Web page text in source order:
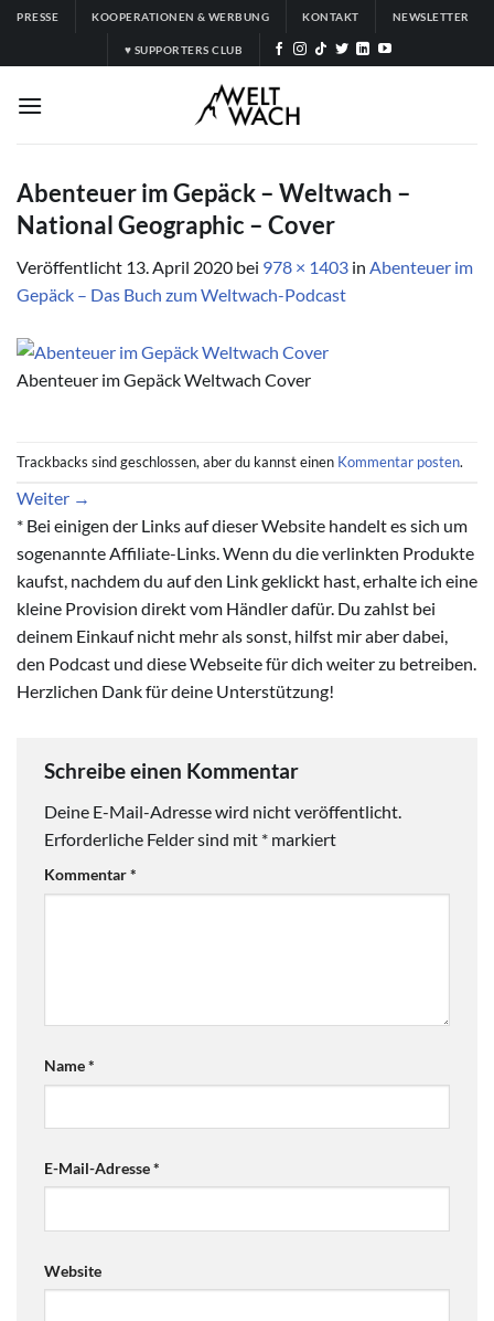
Zum
springen
PRESSE KOOPERATIONEN & WERBUNG KONTAKT NEWSLETTER
♥ SUPPORTERS CLUB
Abenteuer im Gepäck – Weltwach –
National Geographic – Cover
Veröffentlicht 13. April 2020 bei 978 × 1403 in Abenteuer im
Gepäck – Das Buch zum Weltwach-Podcast
Abenteuer im Gepäck Weltwach Cover
Trackbacks sind geschlossen, aber du kannst einen Kommentar posten.
Weiter →
* Bei einigen der Links auf dieser Website handelt es sich um
sogenannte Affiliate-Links. Wenn du die verlinkten Produkte
kaufst, nachdem du auf den Link geklickt hast, erhalte ich eine
kleine Provision direkt vom Händler dafür. Du zahlst bei
deinem Einkauf nicht mehr als sonst, hilfst mir aber dabei,
den Podcast und diese Webseite für dich weiter zu betreiben.
Herzlichen Dank für deine Unterstützung!
Schreibe einen Kommentar
Deine E-Mail-Adresse wird nicht veröffentlicht.
Erforderliche Felder sind mit * markiert
Kommentar*
Name*
E-Mail-Adresse*
Website